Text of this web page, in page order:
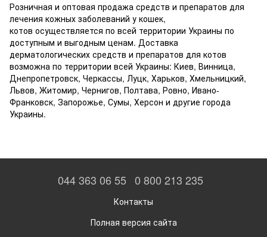
Розничная и оптовая продажа средств и препаратов для
лечения кожных заболеваний у кошек,
котов осуществляется по всей территории Украины по
доступным и выгодным ценам. Доставка
дерматологических средств и препаратов для котов
возможна по территории всей Украины: Киев, Винница,
Днепропетровск, Черкассы, Луцк, Харьков, Хмельницкий,
Львов, Житомир, Чернигов, Полтава, Ровно, Ивано-
Франковск, Запорожье, Сумы, Херсон и другие города
Украины.
044 363 06 55 0 800 213 235
Контакты
Полная версия сайта